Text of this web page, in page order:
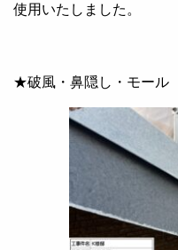
使用いたしました。
★破風・鼻隠し・モール